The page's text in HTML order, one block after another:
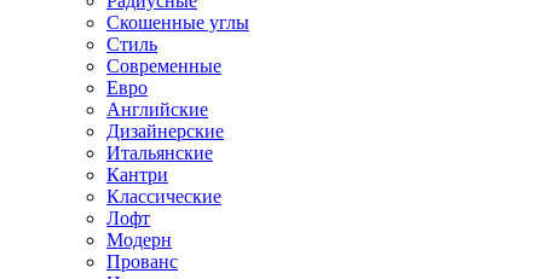
Скошенные углы
Стиль
Современные
Евро
Английские
Дизайнерские
Итальянские
Кантри
Классические
Лофт
Модерн
Прованс